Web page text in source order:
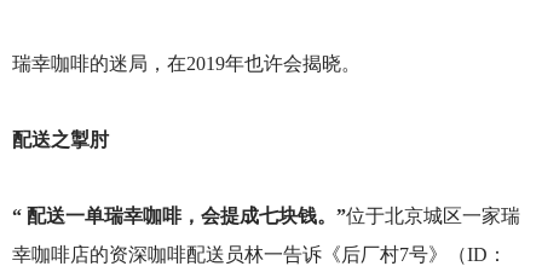
瑞幸咖啡的迷局，在2019年也许会揭晓。
配送之掣肘
“ 配送一单瑞幸咖啡，会提成七块钱。”位于北京城区一家瑞
幸咖啡店的资深咖啡配送员林一告诉《后厂村7号》（ID：